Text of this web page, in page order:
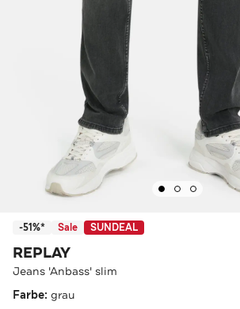
-51%* Sale SUNDEAL
REPLAY
Jeans 'Anbass' slim
Farbe: grau